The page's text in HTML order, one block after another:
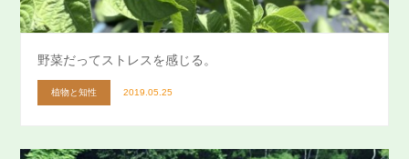
野菜だってストレスを感じる。
植物と知性 2019.05.25